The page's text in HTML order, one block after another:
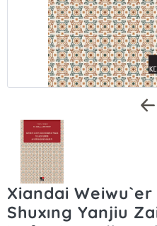
Xiandai Weiwu`er
Shuxıng Yanjiu